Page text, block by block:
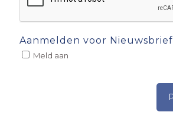
Aanmelden voor Nieuwsbrief
Meld aan